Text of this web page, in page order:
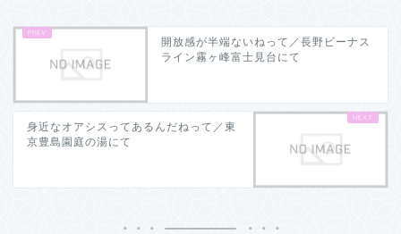
開放感が半端ないねって／長野ビーナス
ライン霧ヶ峰富士見台にて
身近なオアシスってあるんだねって／東
京豊島園庭の湯にて